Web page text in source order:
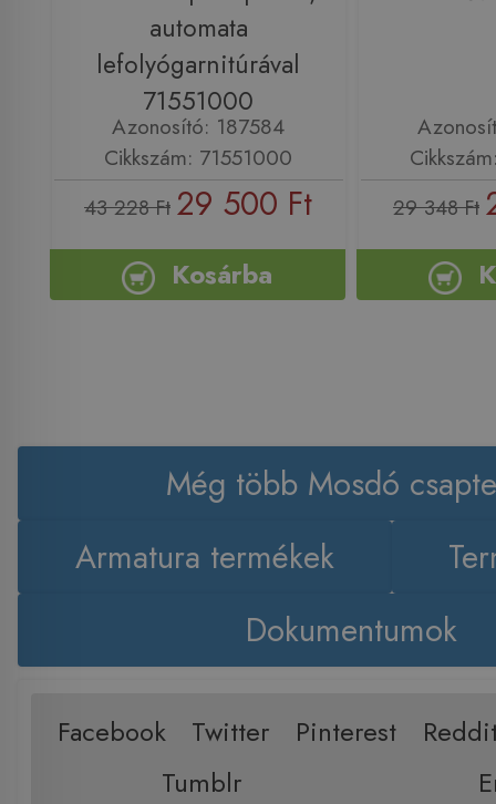
automata
lefolyógarnitúrával
71551000
Azonosító: 187584
Cikkszám: 71551000
43 228 Ft 29 500 Ft
Kosárba
29 348 Ft
Még több Mosdó
Armatura termékek
Dokumentumok
Facebook Twitter Pinterest
Tumblr